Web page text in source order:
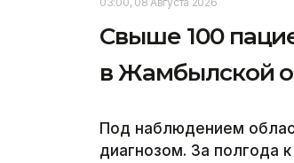
Свыше 100
в Жамбылской
Под наблюдением
диагнозом. За полгода